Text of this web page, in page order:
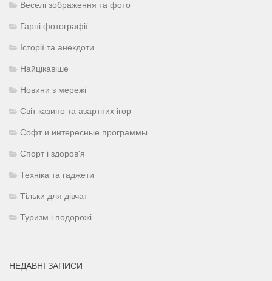
Веселі зображення та фото
Гарні фотографії
Історії та анекдоти
Найцікавіше
Новини з мережі
Світ казино та азартних ігор
Софт и интересные программы
Спорт і здоров'я
Техніка та гаджети
Тільки для дівчат
Туризм і подорожі
НЕДАВНІ ЗАПИСИ